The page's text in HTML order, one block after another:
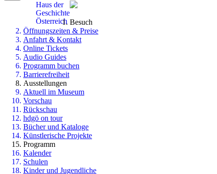
Haus der
Geschichte
Österreich Besuch
Öffnungszeiten & Preise
Anfahrt & Kontakt
Online Tickets
Audio Guides
Programm buchen
Barrierefreiheit
Ausstellungen
Aktuell im Museum
Vorschau
Rückschau
hdgö on tour
Bücher und Kataloge
Künstlerische Projekte
Programm
Kalender
Schulen
Kinder und Jugendliche